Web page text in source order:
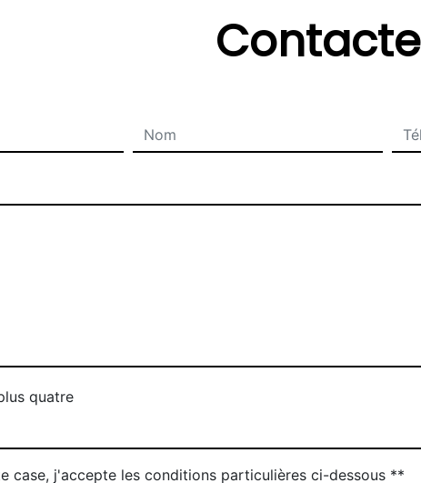
quatre
case, j'accepte les conditions particulières ci-dessous **